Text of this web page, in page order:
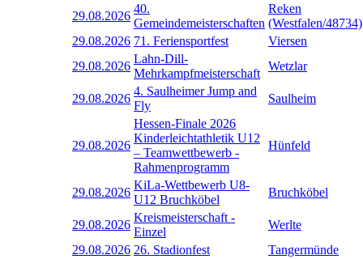
29.08.2026
40.
Gemeindemeisterschaften
Reken
(Westfalen/48734)
29.08.2026 71. Feriensportfest
Viersen
29.08.2026
Lahn-Dill-
Mehrkampfmeisterschaft
Wetzlar
29.08.2026
4. Saulheimer Jump and
Fly
Saulheim
29.08.2026
Hessen-Finale 2026
Kinderleichtathletik U12
– Teamwettbewerb -
Rahmenprogramm
Hünfeld
29.08.2026
KiLa-Wettbewerb U8-
U12 Bruchköbel
Bruchköbel
29.08.2026
Kreismeisterschaft -
Einzel
Werlte
29.08.2026 26. Stadionfest Tangermünde